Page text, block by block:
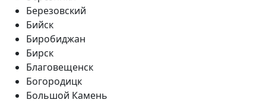
Березовский
Бийск
Биробиджан
Бирск
Благовещенск
Богородицк
Большой Камень